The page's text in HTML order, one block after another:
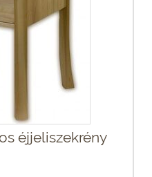
éjjeliszekrény